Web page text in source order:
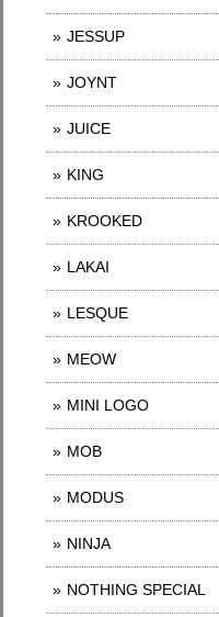
JESSUP
JOYNT
JUICE
KING
KROOKED
LAKAI
LESQUE
MEOW
MINI LOGO
MOB
MODUS
NINJA
NOTHING SPECIAL